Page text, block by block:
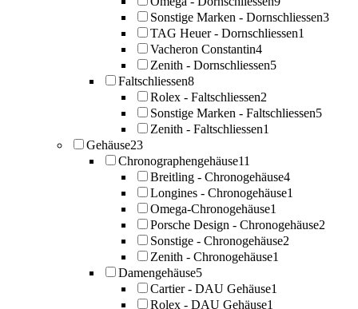
Sonstige Marken - Dornschliessen3
TAG Heuer - Dornschliessen1
Vacheron Constantin4
Zenith - Dornschliessen5
Faltschliessen8
Rolex - Faltschliessen2
Sonstige Marken - Faltschliessen5
Zenith - Faltschliessen1
Gehäuse23
Chronographengehäuse11
Breitling - Chronogehäuse4
Longines - Chronogehäuse1
Omega-Chronogehäuse1
Porsche Design - Chronogehäuse2
Sonstige - Chronogehäuse2
Zenith - Chronogehäuse1
Damengehäuse5
Cartier - DAU Gehäuse1
Rolex - DAU Gehäuse1